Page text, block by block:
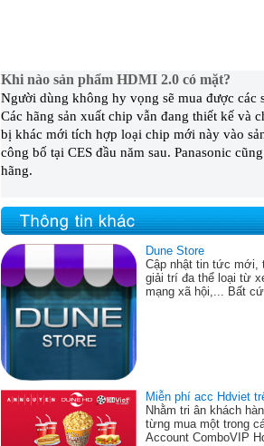
Khi nào sản phẩm HDMI 2.0 có mặt?
Người dùng không hy vọng sẽ mua được
Các hãng sản xuất chip vẫn đang thiết kế và
bị khác mới tích hợp loại chip mới này vào
công bố tại CES đầu năm sau. Panasonic
hãng.
Dune Store
Cập nhật tin tức mới,
giải trí đa thể loại từ
mạng xã hội,... Bất
Miễn phí acc Hdviet
Nhằm tri ân khách
từng mua một trong
Account ComboVIP